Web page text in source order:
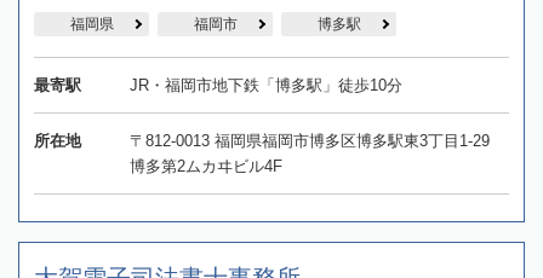
福岡県 福岡市 博多駅
最寄駅 JR・福岡市地下鉄「博多駅」徒歩10分
所在地
〒812-0013 福岡県福岡市博多区博多駅東3丁目1-29
博多第2ムカヰビル4F